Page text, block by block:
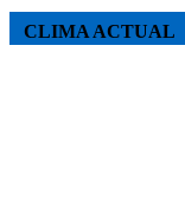
CLIMA ACTUAL